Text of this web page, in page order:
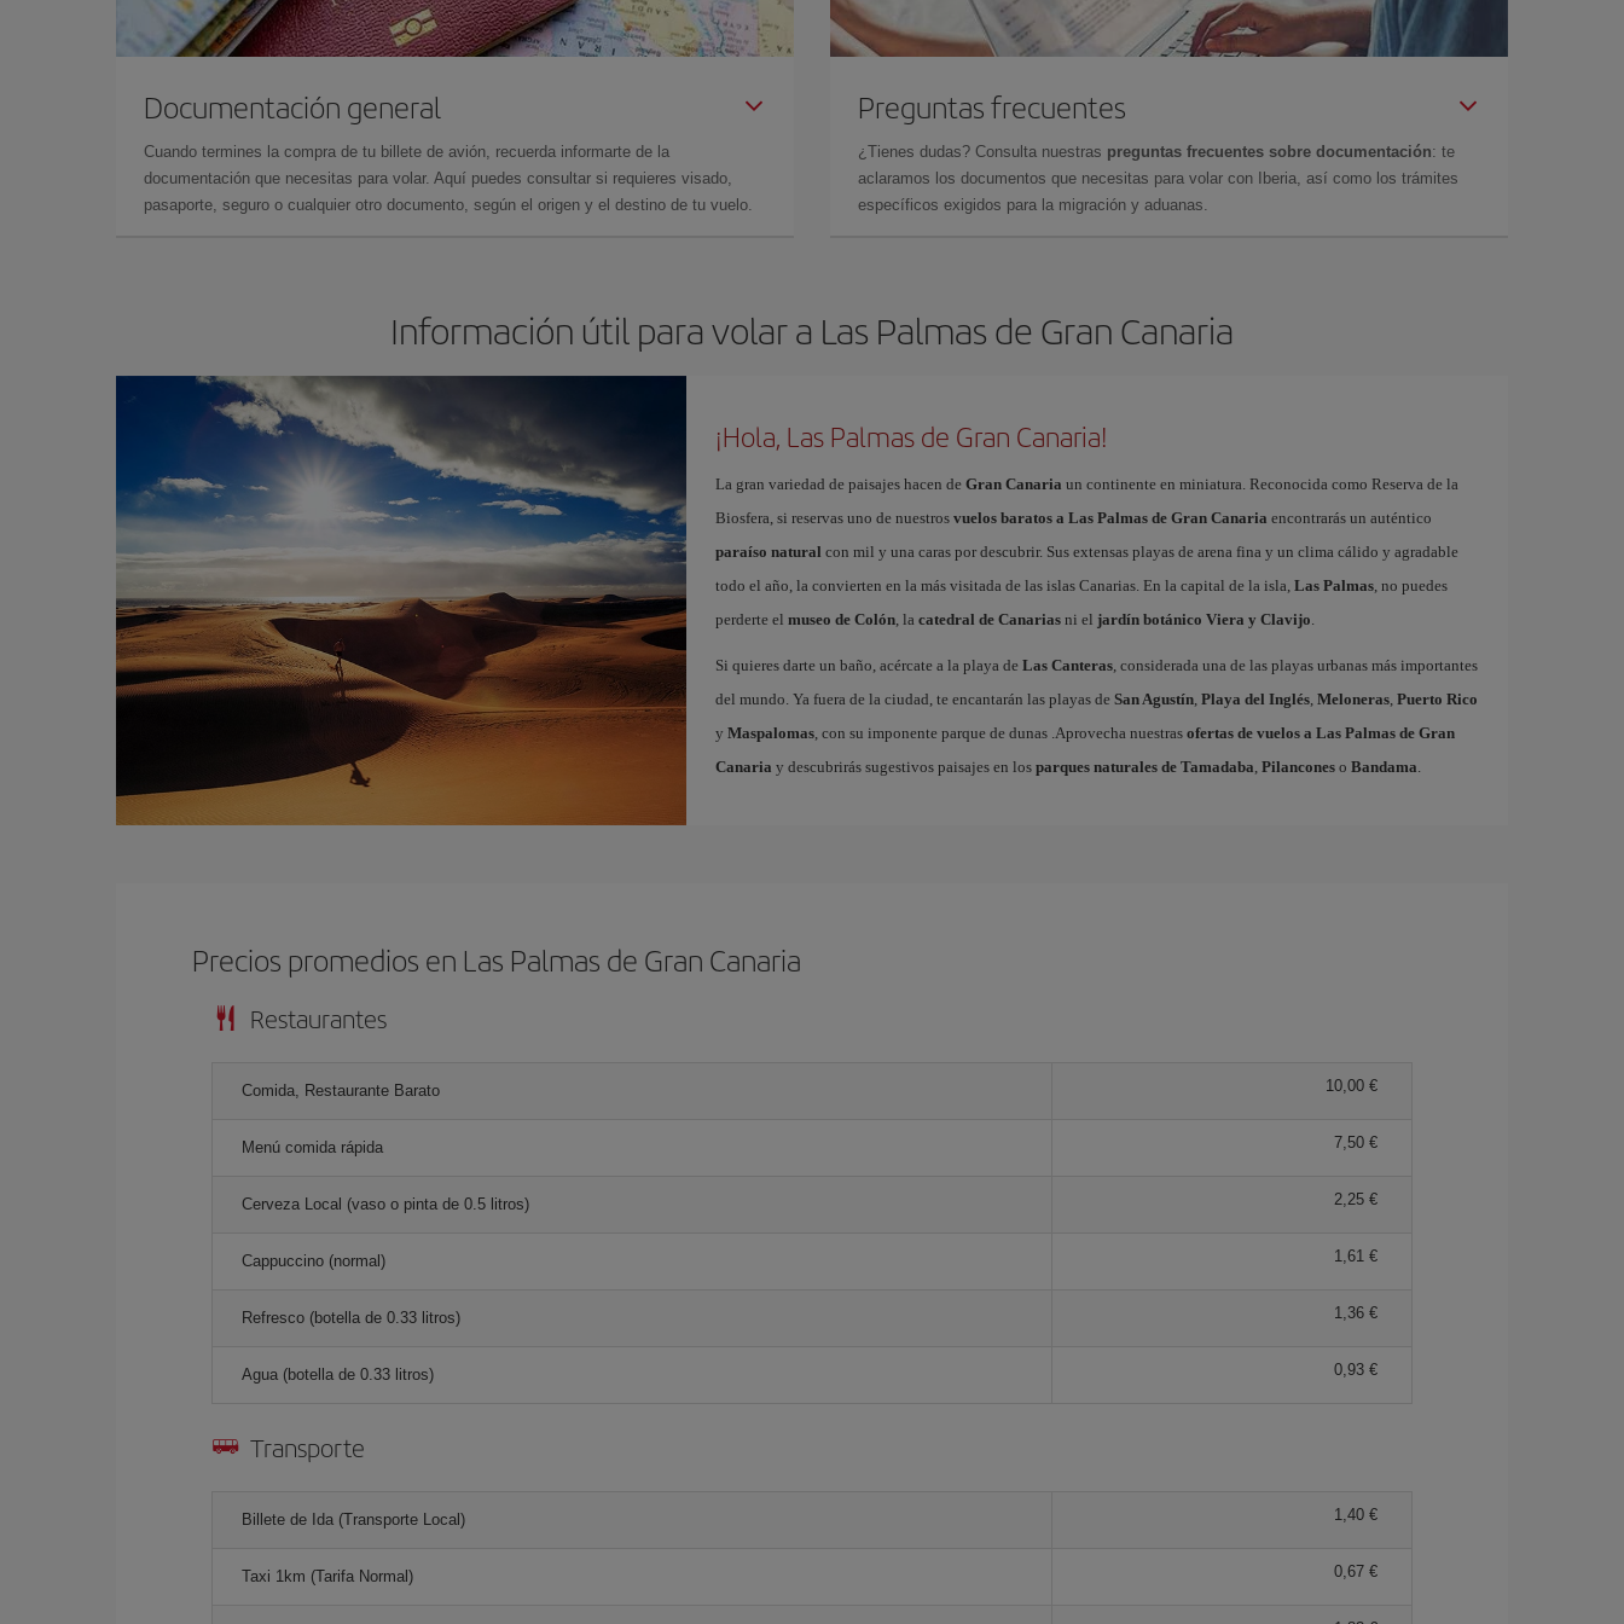
Documentación general
Cuando termines la compra de tu billete de avión, recuerda informarte de la
documentación que necesitas para volar. Aquí puedes consultar si requieres visado,
pasaporte, seguro o cualquier otro documento, según el origen y el destino de tu vuelo.
Preguntas frecuentes
¿Tienes dudas? Consulta nuestras preguntas frecuentes sobre documentación: te
aclaramos los documentos que necesitas para volar con Iberia, así como los trámites
específicos exigidos para la migración y aduanas.
Información útil para volar a Las Palmas de Gran Canaria
¡Hola, Las Palmas de Gran Canaria!
La gran variedad de paisajes hacen de Gran Canaria un continente en miniatura. Reconocida como Reserva de la
Biosfera, si reservas uno de nuestros vuelos baratos a Las Palmas de Gran Canaria encontrarás un auténtico
paraíso natural con mil y una caras por descubrir. Sus extensas playas de arena fina y un clima cálido y agradable
todo el año, la convierten en la más visitada de las islas Canarias. En la capital de la isla, Las Palmas, no puedes
perderte el museo de Colón, la catedral de Canariasni el jardín botánico Viera y Clavijo.
Si quieres darte un baño, acércate a la playa de Las Canteras, considerada una de las playas urbanas más importantes
del mundo. Ya fuera de la ciudad, te encantarán las playas de San Agustín, Playa del Inglés, Meloneras, Puerto Rico
y Maspalomas, con su imponente parque de dunas .Aprovecha nuestras ofertas de vuelos a Las Palmas de Gran
Canaria y descubrirás sugestivos paisajes en los parques naturales de Tamadaba, Pilanconeso Bandama.
Precios promedios en Las Palmas de Gran Canaria
Restaurantes
Comida, Restaurante Barato 10,00 €
Menú comida rápida 7,50 €
Cerveza Local (vaso o pinta de 0.5 litros) 2,25 €
Cappuccino (normal) 1,61 €
Refresco (botella de 0.33 litros) 1,36 €
Agua (botella de 0.33 litros) 0,93 €
Transporte
Billete de Ida (Transporte Local) 1,40 €
Taxi 1km (Tarifa Normal) 0,67 €